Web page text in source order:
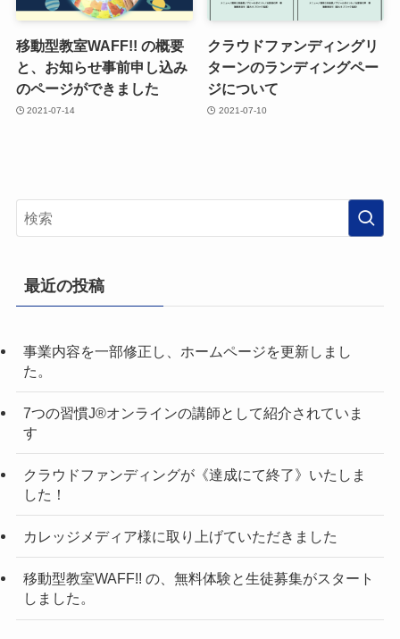
移動型教室WAFF!! の概要
と、お知らせ事前申し込み
のページができました
2021-07-14
クラウドファンディングリ
ターンのランディングペー
ジについて
2021-07-10
最近の投稿
事業内容を一部修正し、ホームページを更新しまし
た。
7つの習慣J®︎オンラインの講師として紹介されていま
す
クラウドファンディングが《達成にて終了》いたしま
した！
カレッジメディア様に取り上げていただきました
移動型教室WAFF!! の、無料体験と生徒募集がスタート
しました。